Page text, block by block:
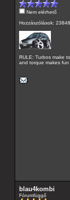
Nem elérhető
Hozzászólások: 23848
RULE: Turbos make
and torque makes fun
blau4kombi
Fórumfüggő